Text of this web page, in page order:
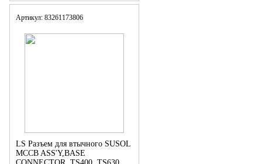
Артикул: 83261173806
LS Разъем для втычного SUSOL
MCCB ASS'Y,BASE